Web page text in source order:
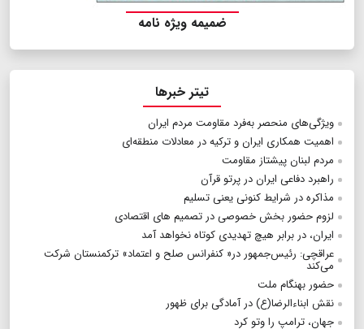
ضمیمه ویژه نامه
تیتر خبرها
ویژگی‌های منحصر به‌فرد مقاومت مردم ایران
اهمیت همکاری ایران و ترکیه در معادلات منطقه‌ای
مردم لبنان پیشتاز مقاومت
راهبرد دفاعی ایران در پرتو قرآن
مذاکره در شرایط کنونی یعنی تسلیم
لزوم حضور بخش خصوصی در تصمیم های اقتصادی
ایران، در برابر هیچ تهدیدی کوتاه نخواهد آمد
عراقچی: رئیس‌جمهور در« کنفرانس صلح و اعتماد» ترکمنستان شرکت
می‌کند
حضور بهنگام ملت
نقش ابناءالرضا(ع) در آمادگی برای ظهور
جهان، ترامپ را وتو کرد